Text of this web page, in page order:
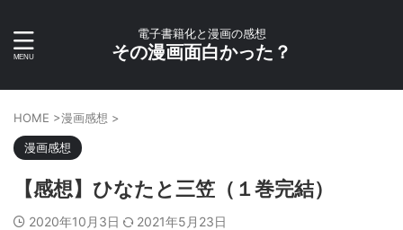
電子書籍化と漫画の感想
その漫画面白かった？
HOME >漫画感想 >
漫画感想
【感想】ひなたと三笠（１巻完結）
2020年10月3日 2021年5月23日